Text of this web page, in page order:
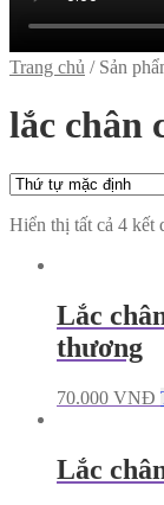
Trang chủ / Sản
lắc chân
Hiển thị tất cả 4 kết
Lắc
thương
70.000 VNĐ
Lắc